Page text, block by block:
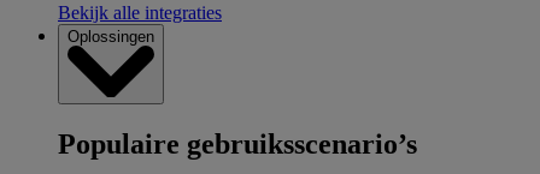
Bekijk alle integraties
Oplossingen
Populaire gebruiksscenario’s